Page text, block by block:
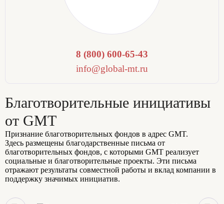
8 (800) 600-65-43
info@global-mt.ru
Благотворительные инициативы
от GMT
Признание благотворительных фондов в адрес GMT.
Здесь размещены благодарственные письма от
благотворительных фондов, с которыми GMT реализует
социальные и благотворительные проекты. Эти письма
отражают результаты совместной работы и вклад компании в
поддержку значимых инициатив.